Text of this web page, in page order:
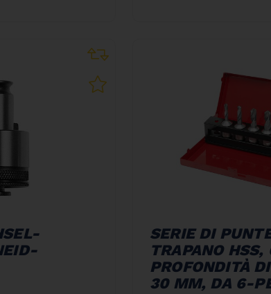
SERIE DI
TRAPANO
PROFONDITÀ
30 MM, DA 6-